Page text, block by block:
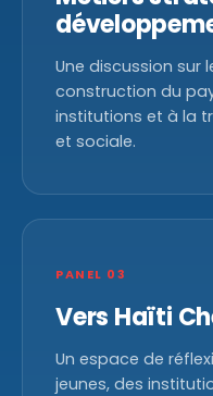
Une discussion sur
construction du
institutions et à la
et sociale.
PANEL 03
Vers Haïti
Un espace de
jeunes, des